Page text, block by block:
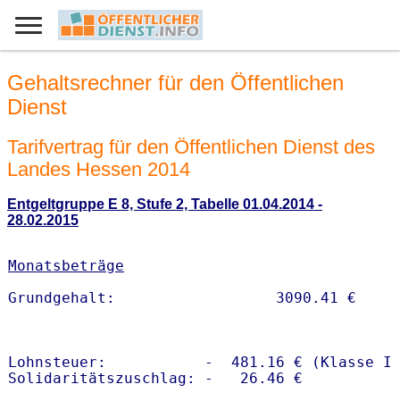
Gehaltsrechner für den Öffentlichen
Dienst
Tarifvertrag für den Öffentlichen Dienst des
Landes Hessen 2014
Entgeltgruppe E 8, Stufe 2, Tabelle 01.04.2014 -
28.02.2015
Monatsbeträge
Lohnsteuer:           -  481.16 € (Klasse I)
Solidaritätszuschlag: -   26.46 €